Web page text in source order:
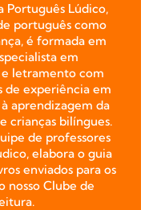
Português Lúdico,
português como
é formada em
em
letramento com
de experiência em
aprendizagem da
crianças bilíngues.
de professores
elabora o guia
enviados para os
nosso Clube de